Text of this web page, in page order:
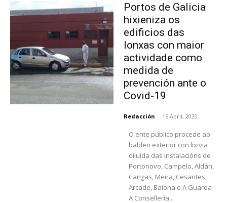
Portos de Galicia
hixieniza os
edificios das
lonxas con maior
actividade como
medida de
prevención ante o
Covid-19
Redacción - 16 Abril, 2020
O ente público procede ao
baldeo exterior con lixivia
diluída das instalacións de
Portonovo, Campelo, Aldán,
Cangas, Meira, Cesantes,
Arcade, Baiona e A Guarda
A Consellería...